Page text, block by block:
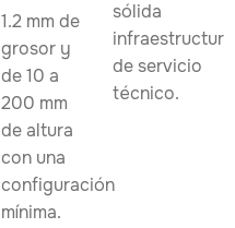
1.2 mm de
grosor y
de 10 a
200 mm
de altura
con una
configuración
mínima.
sólida
infraestructura
de servicio
técnico.